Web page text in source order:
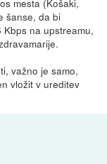
mesta (Košaki,
šanse, da bi
na upstreamu,
važno je samo,
vložit v ureditev